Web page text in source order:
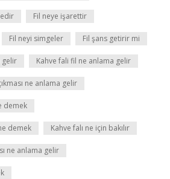
Fil neye işarettir
Fil neyi simgeler Fil şans getirir mi
gelir Kahve fali fil ne anlama gelir
ne anlama gelir
demek
demek Kahve falı ne için bakılır
ne anlama gelir